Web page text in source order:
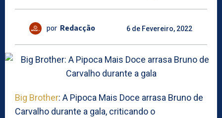
por Redacção 6 de Fevereiro, 2022
Big Brother: A Pipoca Mais Doce arrasa Bruno de
Carvalho durante a gala, criticando o